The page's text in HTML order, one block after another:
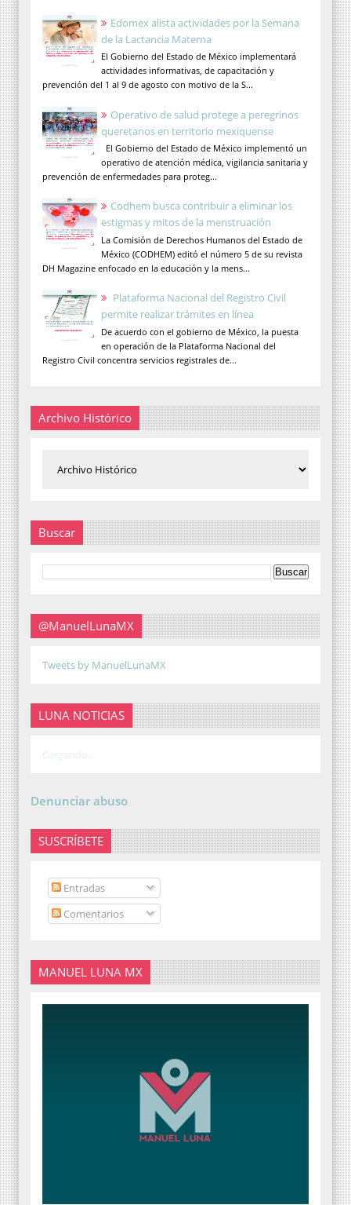
Edomex alista actividades por la Semana
de la Lactancia Materna
El Gobierno del Estado de México implementará
actividades informativas, de capacitación y
prevención del 1 al 9 de agosto con motivo de la S...
Operativo de salud protege a peregrinos
queretanos en territorio mexiquense
El Gobierno del Estado de México implementó un
operativo de atención médica, vigilancia sanitaria y
prevención de enfermedades para proteg...
Codhem busca contribuir a eliminar los
estigmas y mitos de la menstruación
La Comisión de Derechos Humanos del Estado de
México (CODHEM) editó el número 5 de su revista
DH Magazine enfocado en la educación y la mens...
Plataforma Nacional del Registro Civil
permite realizar trámites en línea
De acuerdo con el gobierno de México, la puesta
en operación de la Plataforma Nacional del
Registro Civil concentra servicios registrales de...
Archivo Histórico
Buscar
@ManuelLunaMX
Tweets by ManuelLunaMX
LUNA NOTICIAS
Cargando...
Denunciar abuso
SUSCRÍBETE
Entradas
Comentarios
MANUEL LUNA MX